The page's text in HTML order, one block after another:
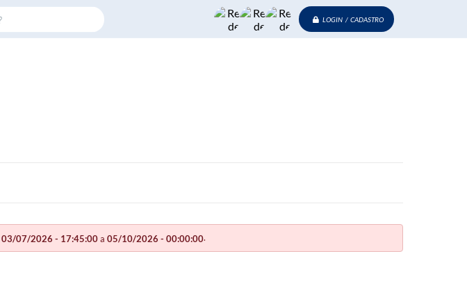
LOGIN / CADASTRO
03/07/2026 - 17:45:00a 05/10/2026 - 00:00:00.